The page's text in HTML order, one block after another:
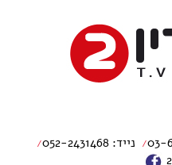
נייד: 052-2431468